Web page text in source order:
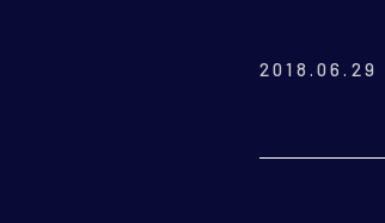
2018.06.29